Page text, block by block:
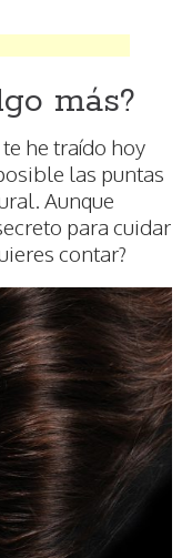
más?
he traído hoy
las puntas
Aunque
para cuidar
contar?